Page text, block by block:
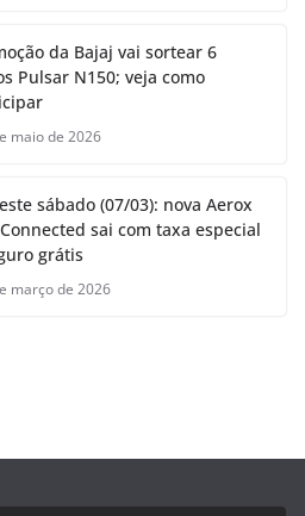
da Bajaj vai sortear 6
Pulsar N150; veja como
maio de 2026
sábado (07/03): nova Aerox
sai com taxa especial
grátis
março de 2026